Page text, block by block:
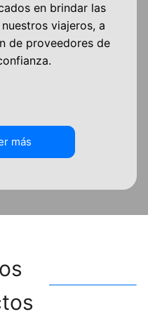
en brindar las
viajeros, a
de proveedores de
más